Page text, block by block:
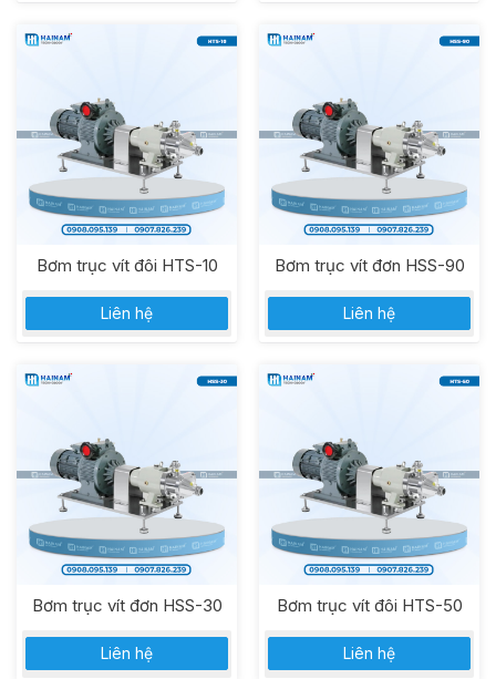
Bơm trục vít đôi HTS-10
Liên hệ
Bơm trục vít đơn HSS-90
Liên hệ
Bơm trục vít đơn HSS-30
Liên hệ
Bơm trục vít đôi HTS-50
Liên hệ